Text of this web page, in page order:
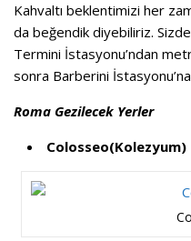
Kahvaltı beklentimizi her
da beğendik diyebiliriz.
Termini İstasyonu’ndan
sonra Barberini
Roma Gezilecek Yerler
Colosseo(Kolezyum)